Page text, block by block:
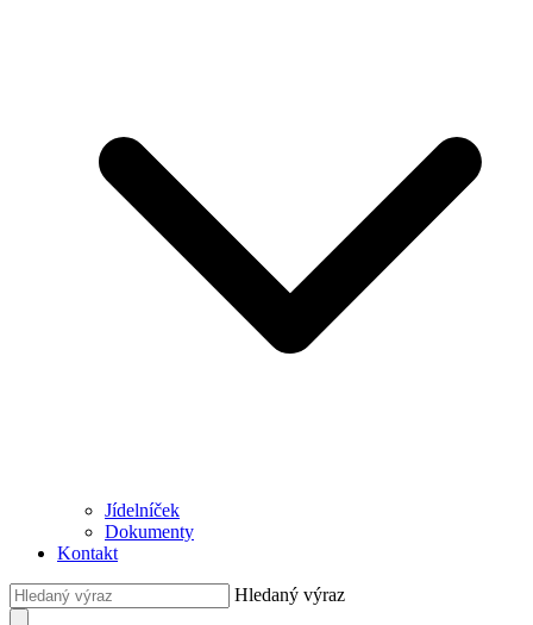
Jídelníček
Dokumenty
Kontakt
Hledaný výraz